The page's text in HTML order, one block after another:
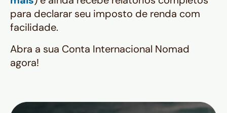
para declarar seu imposto de renda com
facilidade.
Abra a sua Conta Internacional Nomad
agora!